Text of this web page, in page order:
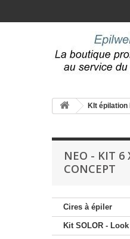
KIt épilation
NEO - KIT 6
CONCEPT
Cires à épiler
Kit SOLOR -